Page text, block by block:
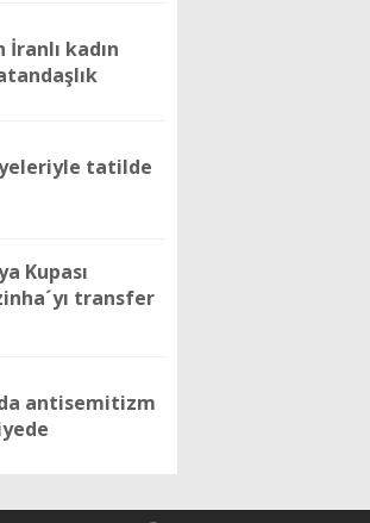
kadın
tatilde
Kupası
transfer
antisemitizm